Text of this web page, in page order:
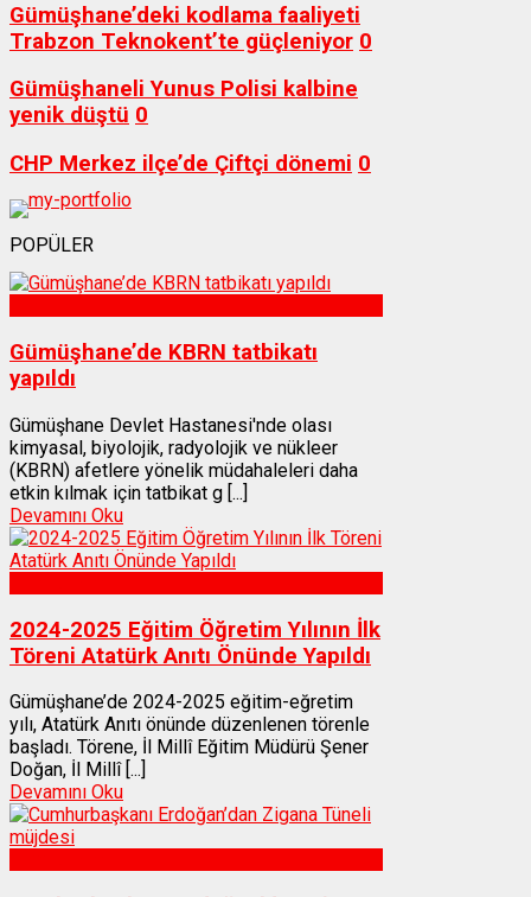
Gümüşhane’deki kodlama faaliyeti
Trabzon Teknokent’te güçleniyor 0
Gümüşhaneli Yunus Polisi kalbine
yenik düştü 0
CHP Merkez ilçe’de Çiftçi dönemi 0
POPÜLER
Gümüşhane’de KBRN tatbikatı
yapıldı
Gümüşhane Devlet Hastanesi'nde olası
kimyasal, biyolojik, radyolojik ve nükleer
(KBRN) afetlere yönelik müdahaleleri daha
etkin kılmak için tatbikat g [...]
Devamını Oku
2024-2025 Eğitim Öğretim Yılının İlk
Töreni Atatürk Anıtı Önünde Yapıldı
Gümüşhane’de 2024-2025 eğitim-eğretim
yılı, Atatürk Anıtı önünde düzenlenen törenle
başladı. Törene, İl Millî Eğitim Müdürü Şener
Doğan, İl Millî [...]
Devamını Oku